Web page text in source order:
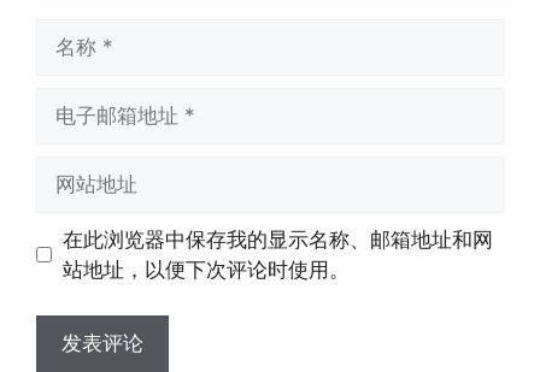
址
址
在此浏览器中保存我的显示名称、邮箱地址和网
站地址，以便下次评论时使用。